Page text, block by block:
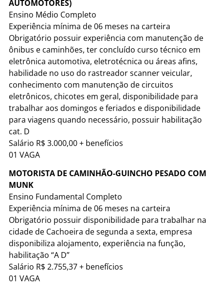
AUTOMOTORES)
Ensino Médio Completo
Experiência mínima de 06 meses na carteira
Obrigatório possuir experiência com manutenção de
ônibus e caminhões, ter concluído curso técnico em
eletrônica automotiva, eletrotécnica ou áreas afins,
habilidade no uso do rastreador scanner veicular,
conhecimento com manutenção de circuitos
eletrônicos, chicotes em geral, disponibilidade para
trabalhar aos domingos e feriados e disponibilidade
para viagens quando necessário, possuir habilitação
cat. D
Salário R$ 3.000,00 + benefícios
01 VAGA
MOTORISTA DE CAMINHÃO-GUINCHO PESADO COM
MUNK
Ensino Fundamental Completo
Experiência mínima de 06 meses na carteira
Obrigatório possuir disponibilidade para trabalhar na
cidade de Cachoeira de segunda a sexta, empresa
disponibiliza alojamento, experiência na função,
habilitação “A D”
Salário R$ 2.755,37 + benefícios
01 VAGA